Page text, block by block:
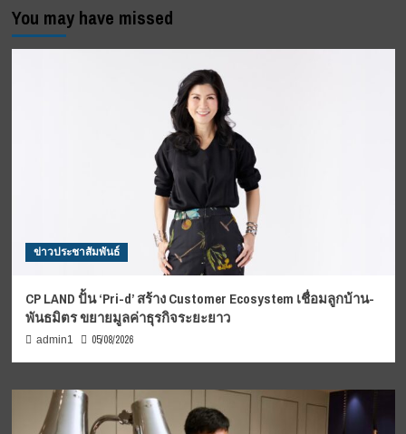
You may have missed
ข่าวประชาสัมพันธ์
CP LAND ปั้น ‘Pri-d’ สร้าง Customer Ecosystem เชื่อมลูกบ้าน-
พันธมิตร ขยายมูลค่าธุรกิจระยะยาว
admin1 05/08/2026